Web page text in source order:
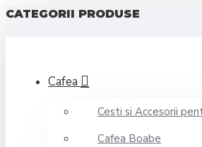
CATEGORII PRODUSE
Cafea
Cesti si Accesorii
Cafea Boabe